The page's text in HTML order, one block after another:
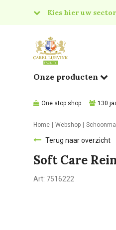
Kies hier uw sector
Food
Onze producten
One stop shop 130
Home Webshop
Terug naar overzicht
Soft Care
Art: 7516222